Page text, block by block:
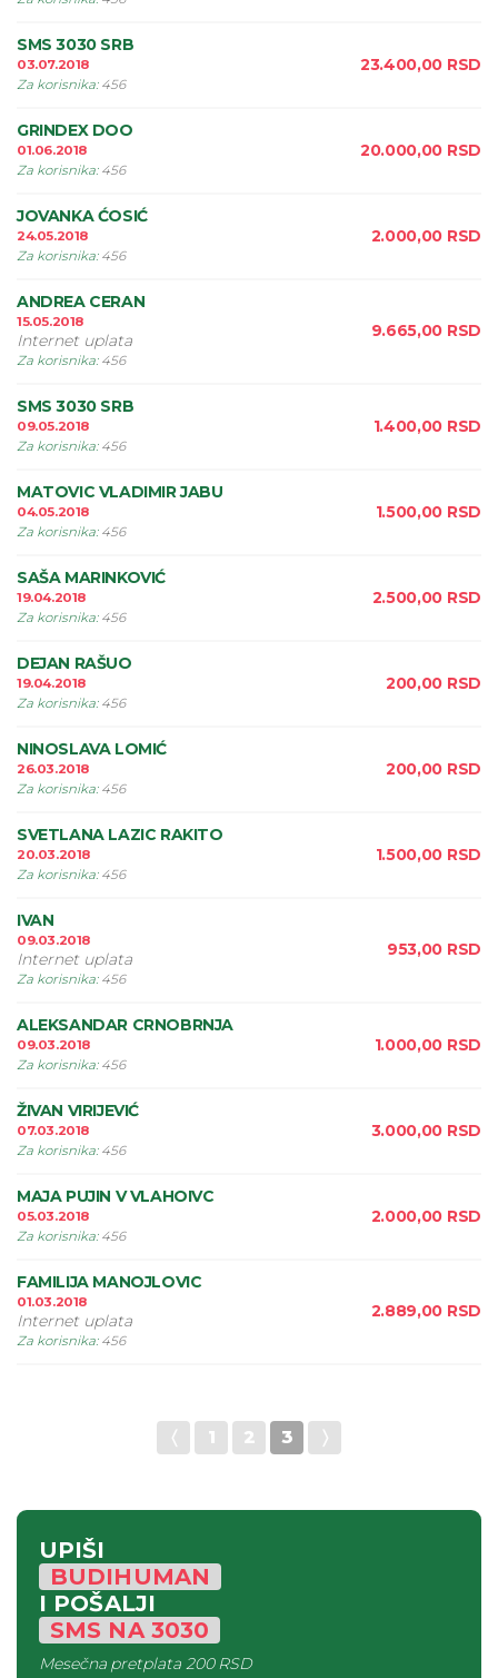
SMS 3030 SRB
03.07.2018
Za korisnika: 456
23.400,00 RSD
GRINDEX DOO
01.06.2018
Za korisnika: 456
20.000,00 RSD
JOVANKA ĆOSIĆ
24.05.2018
Za korisnika: 456
2.000,00 RSD
ANDREA CERAN
15.05.2018
Internet uplata
Za korisnika: 456
9.665,00 RSD
SMS 3030 SRB
09.05.2018
Za korisnika: 456
1.400,00 RSD
MATOVIC VLADIMIR JABU
04.05.2018
Za korisnika: 456
1.500,00 RSD
SAŠA MARINKOVIĆ
19.04.2018
Za korisnika: 456
2.500,00 RSD
DEJAN RAŠUO
19.04.2018
Za korisnika: 456
200,00 RSD
NINOSLAVA LOMIĆ
26.03.2018
Za korisnika: 456
200,00 RSD
SVETLANA LAZIC RAKITO
20.03.2018
Za korisnika: 456
1.500,00 RSD
IVAN
09.03.2018
Internet uplata
Za korisnika: 456
953,00 RSD
ALEKSANDAR CRNOBRNJA
09.03.2018
Za korisnika: 456
1.000,00 RSD
ŽIVAN VIRIJEVIĆ
07.03.2018
Za korisnika: 456
3.000,00 RSD
MAJA PUJIN V VLAHOIVC
05.03.2018
Za korisnika: 456
2.000,00 RSD
FAMILIJA MANOJLOVIC
01.03.2018
Internet uplata
Za korisnika: 456
2.889,00 RSD
〈 1 2 3 〉
UPIŠI
BUDIHUMAN
I POŠALJI
SMS NA3030
Mesečna pretplata200 RSD